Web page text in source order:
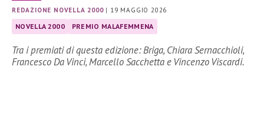
REDAZIONE NOVELLA 2000| 19 MAGGIO 2026
NOVELLA 2000 PREMIO MALAFEMMENA
Tra i premiati di questa edizione: Briga, Chiara Sernacchioli,
Francesco Da Vinci, Marcello Sacchetta e Vincenzo Viscardi.